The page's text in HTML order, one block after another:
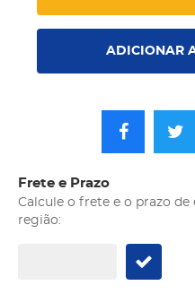
ADICIONAR
Frete e Prazo
Calcule o frete e o prazo
região: